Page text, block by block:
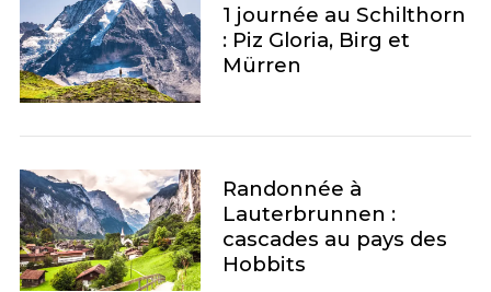
1 journée au Schilthorn
: Piz Gloria, Birg et
Mürren
Randonnée à
Lauterbrunnen :
cascades au pays des
Hobbits